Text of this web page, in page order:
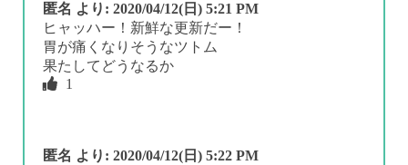
匿名 より: 2020/04/12(日) 5:21 PM
ヒャッハー！新鮮な更新だー！
胃が痛くなりそうなツトム
果たしてどうなるか
1
匿名 より: 2020/04/12(日) 5:22 PM